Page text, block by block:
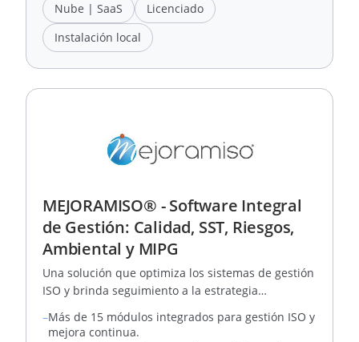
Nube | SaaS
Licenciado
Instalación local
MEJORAMISO® - Software Integral
de Gestión: Calidad, SST, Riesgos,
Ambiental y MIPG
Una solución que optimiza los sistemas de gestión
ISO y brinda seguimiento a la estrategia
–Más de 15 módulos integrados para gestión ISO y
mejora continua.